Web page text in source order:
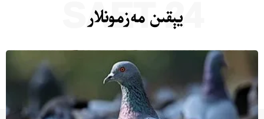
يېقىن مەزمونلار
24 SAET